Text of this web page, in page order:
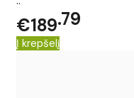
€189 79
Į krepšelį